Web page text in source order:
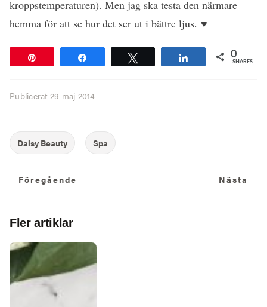
kroppstemperaturen). Men jag ska testa den närmare
hemma för att se hur det ser ut i bättre ljus. ♥
Share 0
SHARES
Publicerat 29 maj 2014
Föregående
Föregående Nästa
Fler artiklar